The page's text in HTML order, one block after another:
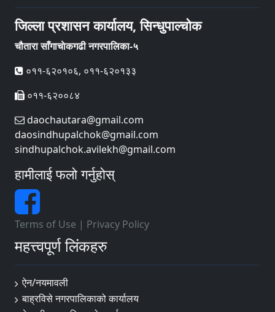
जिल्ला प्रशासन कार्यालय, सिन्धुपाल्चोक
चौतारा साँगाचाेकगढी नगरपालिका-५
०११-६२०१०६, ०११-६२०१३३
०११-६२००८४
daochautara@gmail.com
daosindhupalchok@gmail.com
sindhupalchok.avilekh@gmail.com
हामीलाई फलो गर्नुहोस्
Terms of Use | Privacy Policy
महत्त्वपूर्ण लिंकहरु
ऐन/नयमावली
बाह्रविसे नगरपालिकाको कार्यालय